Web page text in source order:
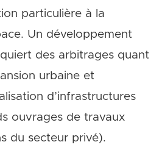
particulière à la
Un développement
des arbitrages quant
urbaine et
d’infrastructures
ouvrages de travaux
du secteur privé).